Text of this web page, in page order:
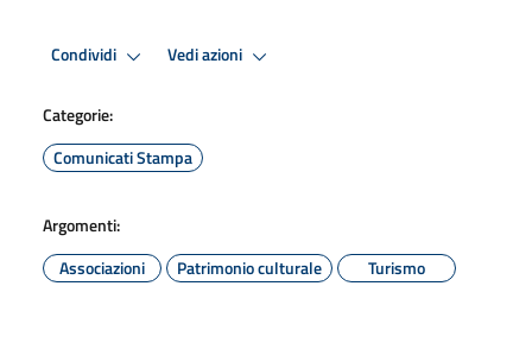
Condividi Vedi azioni
Categorie:
Comunicati Stampa
Argomenti:
Associazioni
Patrimonio culturale Turismo